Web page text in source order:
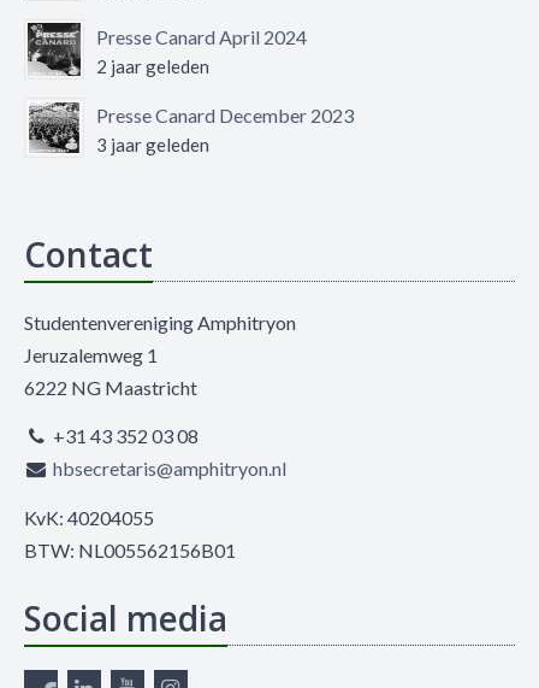
Presse Canard April 2024
2 jaar geleden
Presse Canard December 2023
3 jaar geleden
Contact
Studentenvereniging Amphitryon
Jeruzalemweg 1
6222 NG Maastricht
+31 43 352 03 08
hbsecretaris@amphitryon.nl
KvK: 40204055
BTW: NL005562156B01
Social media